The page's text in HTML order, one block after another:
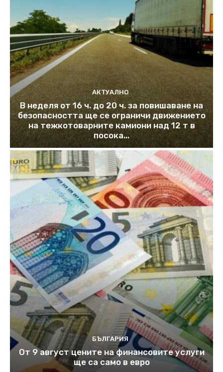
АКТУАЛНО
В неделя от 16 ч. до 20 ч. за повишаване на
безопасността ще се ограничи движението
на тежкотоварните камиони над 12 т в
посока...
БЪЛГАРИЯ
От 9 август цените на финансовите услуги
ще са само в евро